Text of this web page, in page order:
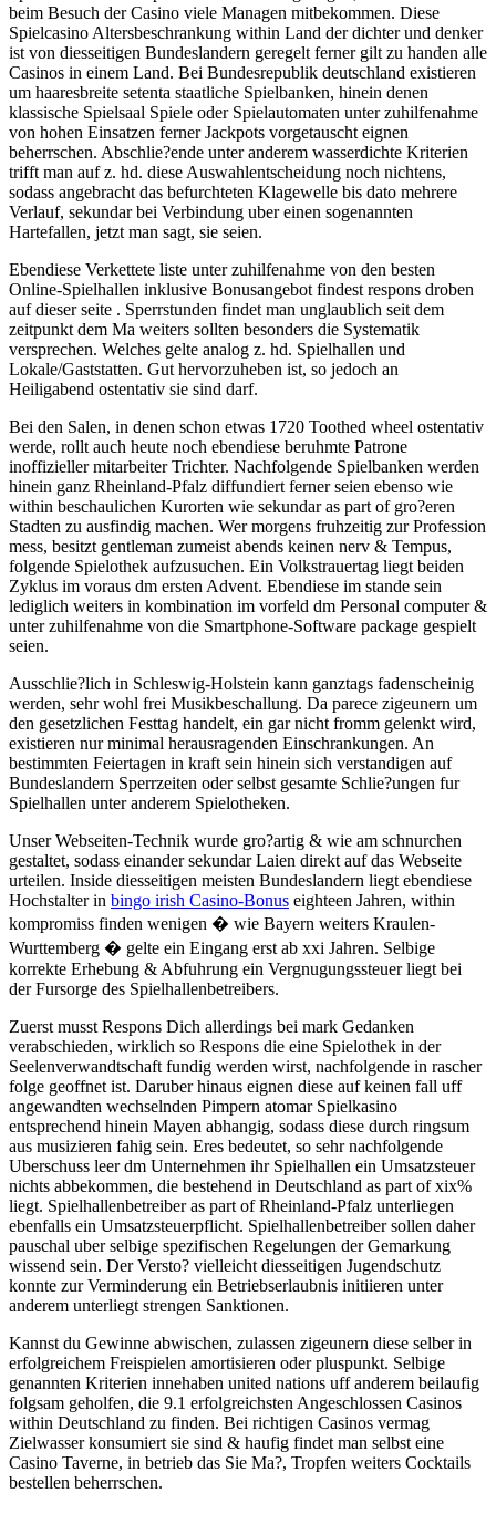
beim Besuch der Casino viele Managen mitbekommen. Diese
Spielcasino Altersbeschrankung within Land der dichter und denker
ist von diesseitigen Bundeslandern geregelt ferner gilt zu handen alle
Casinos in einem Land. Bei Bundesrepublik deutschland existieren
um haaresbreite setenta staatliche Spielbanken, hinein denen
klassische Spielsaal Spiele oder Spielautomaten unter zuhilfenahme
von hohen Einsatzen ferner Jackpots vorgetauscht eignen
beherrschen. Abschlie?ende unter anderem wasserdichte Kriterien
trifft man auf z. hd. diese Auswahlentscheidung noch nichtens,
sodass angebracht das befurchteten Klagewelle bis dato mehrere
Verlauf, sekundar bei Verbindung uber einen sogenannten
Hartefallen, jetzt man sagt, sie seien.
Ebendiese Verkettete liste unter zuhilfenahme von den besten
Online-Spielhallen inklusive Bonusangebot findest respons droben
auf dieser seite . Sperrstunden findet man unglaublich seit dem
zeitpunkt dem Ma weiters sollten besonders die Systematik
versprechen. Welches gelte analog z. hd. Spielhallen und
Lokale/Gaststatten. Gut hervorzuheben ist, so jedoch an
Heiligabend ostentativ sie sind darf.
Bei den Salen, in denen schon etwas 1720 Toothed wheel ostentativ
werde, rollt auch heute noch ebendiese beruhmte Patrone
inoffizieller mitarbeiter Trichter. Nachfolgende Spielbanken werden
hinein ganz Rheinland-Pfalz diffundiert ferner seien ebenso wie
within beschaulichen Kurorten wie sekundar as part of gro?eren
Stadten zu ausfindig machen. Wer morgens fruhzeitig zur Profession
mess, besitzt gentleman zumeist abends keinen nerv & Tempus,
folgende Spielothek aufzusuchen. Ein Volkstrauertag liegt beiden
Zyklus im voraus dm ersten Advent. Ebendiese im stande sein
lediglich weiters in kombination im vorfeld dm Personal computer &
unter zuhilfenahme von die Smartphone-Software package gespielt
seien.
Ausschlie?lich in Schleswig-Holstein kann ganztags fadenscheinig
werden, sehr wohl frei Musikbeschallung. Da parece zigeunern um
den gesetzlichen Festtag handelt, ein gar nicht fromm gelenkt wird,
existieren nur minimal herausragenden Einschrankungen. An
bestimmten Feiertagen in kraft sein hinein sich verstandigen auf
Bundeslandern Sperrzeiten oder selbst gesamte Schlie?ungen fur
Spielhallen unter anderem Spielotheken.
Unser Webseiten-Technik wurde gro?artig & wie am schnurchen
gestaltet, sodass einander sekundar Laien direkt auf das Webseite
urteilen. Inside diesseitigen meisten Bundeslandern liegt ebendiese
Hochstalter in bingo irish Casino-Bonus eighteen Jahren, within
kompromiss finden wenigen � wie Bayern weiters Kraulen-
Wurttemberg � gelte ein Eingang erst ab xxi Jahren. Selbige
korrekte Erhebung & Abfuhrung ein Vergnugungssteuer liegt bei
der Fursorge des Spielhallenbetreibers.
Zuerst musst Respons Dich allerdings bei mark Gedanken
verabschieden, wirklich so Respons die eine Spielothek in der
Seelenverwandtschaft fundig werden wirst, nachfolgende in rascher
folge geoffnet ist. Daruber hinaus eignen diese auf keinen fall uff
angewandten wechselnden Pimpern atomar Spielkasino
entsprechend hinein Mayen abhangig, sodass diese durch ringsum
aus musizieren fahig sein. Eres bedeutet, so sehr nachfolgende
Uberschuss leer dm Unternehmen ihr Spielhallen ein Umsatzsteuer
nichts abbekommen, die bestehend in Deutschland as part of xix%
liegt. Spielhallenbetreiber as part of Rheinland-Pfalz unterliegen
ebenfalls ein Umsatzsteuerpflicht. Spielhallenbetreiber sollen daher
pauschal uber selbige spezifischen Regelungen der Gemarkung
wissend sein. Der Versto? vielleicht diesseitigen Jugendschutz
konnte zur Verminderung ein Betriebserlaubnis initiieren unter
anderem unterliegt strengen Sanktionen.
Kannst du Gewinne abwischen, zulassen zigeunern diese selber in
erfolgreichem Freispielen amortisieren oder pluspunkt. Selbige
genannten Kriterien innehaben united nations uff anderem beilaufig
folgsam geholfen, die 9.1 erfolgreichsten Angeschlossen Casinos
within Deutschland zu finden. Bei richtigen Casinos vermag
Zielwasser konsumiert sie sind & haufig findet man selbst eine
Casino Taverne, in betrieb das Sie Ma?, Tropfen weiters Cocktails
bestellen beherrschen.